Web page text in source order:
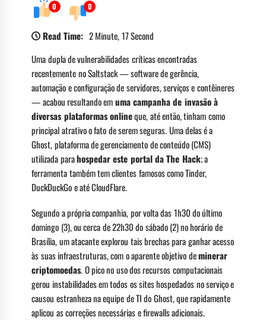
0 0
Read Time: 2 Minute, 17 Second
Uma dupla de vulnerabilidades críticas encontradas
recentemente no Saltstack — software de gerência,
automação e configuração de servidores, serviços e contêineres
— acabou resultando emuma campanha de invasão à
diversas plataformas onlineque, até então, tinham como
principal atrativo o fato de serem seguras. Uma delas é a
Ghost, plataforma de gerenciamento de conteúdo (CMS)
utilizada parahospedar este portal da The Hack; a
ferramenta também tem clientes famosos como Tinder,
DuckDuckGo e até CloudFlare.
Segundo a própria companhia, por volta das 1h30 do último
domingo (3), ou cerca de 22h30 do sábado (2) no horário de
Brasília, um atacante explorou tais brechas para ganhar acesso
às suas infraestruturas, com o aparente objetivo deminerar
criptomoedas. O pico no uso dos recursos computacionais
gerou instabilidades em todos os sites hospedados no serviço e
causou estranheza na equipe de TI do Ghost, que rapidamente
aplicou as correções necessárias e firewalls adicionais.